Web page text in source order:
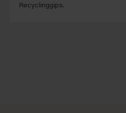
Re­cyc­ling­gips.